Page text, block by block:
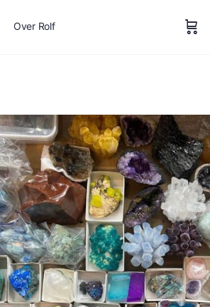
Over Rolf